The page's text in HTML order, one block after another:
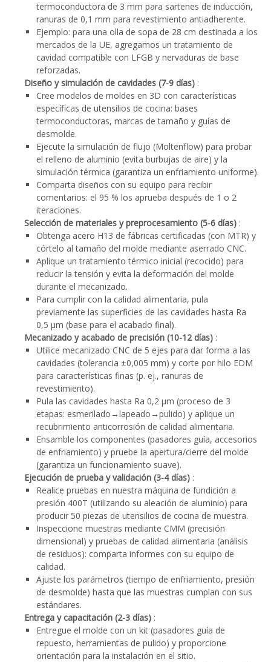
termoconductora de 3 mm para sartenes de inducción,
ranuras de 0,1 mm para revestimiento antiadherente.
Ejemplo: para una olla de sopa de 28 cm destinada a los
mercados de la UE, agregamos un tratamiento de
cavidad compatible con LFGB y nervaduras de base
reforzadas.
Diseño y simulación de cavidades (7-9 días) :
Cree modelos de moldes en 3D con características
específicas de utensilios de cocina: bases
termoconductoras, marcas de tamaño y guías de
desmolde.
Ejecute la simulación de flujo (Moltenflow) para probar
el relleno de aluminio (evita burbujas de aire) y la
simulación térmica (garantiza un enfriamiento uniforme).
Comparta diseños con su equipo para recibir
comentarios: el 95 % los aprueba después de 1 o 2
iteraciones.
Selección de materiales y preprocesamiento (5-6 días) :
Obtenga acero H13 de fábricas certificadas (con MTR) y
córtelo al tamaño del molde mediante aserrado CNC.
Aplique un tratamiento térmico inicial (recocido) para
reducir la tensión y evita la deformación del molde
durante el mecanizado.
Para cumplir con la calidad alimentaria, pula
previamente las superficies de las cavidades hasta Ra
0,5 μm (base para el acabado final).
Mecanizado y acabado de precisión (10-12 días) :
Utilice mecanizado CNC de 5 ejes para dar forma a las
cavidades (tolerancia ±0,005 mm) y corte por hilo EDM
para características finas (p. ej., ranuras de
revestimiento).
Pula las cavidades hasta Ra 0,2 μm (proceso de 3
etapas: esmerilado→lapeado→pulido) y aplique un
recubrimiento anticorrosión de calidad alimentaria.
Ensamble los componentes (pasadores guía, accesorios
de enfriamiento) y pruebe la apertura/cierre del molde
(garantiza un funcionamiento suave).
Ejecución de prueba y validación (3-4 días) :
Realice pruebas en nuestra máquina de fundición a
presión 400T (utilizando su aleación de aluminio) para
producir 50 piezas de utensilios de cocina de muestra.
Inspeccione muestras mediante CMM (precisión
dimensional) y pruebas de calidad alimentaria (análisis
de residuos): comparta informes con su equipo de
calidad.
Ajuste los parámetros (tiempo de enfriamiento, presión
de desmolde) hasta que las muestras cumplan con sus
estándares.
Entrega y capacitación (2-3 días) :
Entregue el molde con un kit (pasadores guía de
repuesto, herramientas de pulido) y proporcione
orientación para la instalación en el sitio.